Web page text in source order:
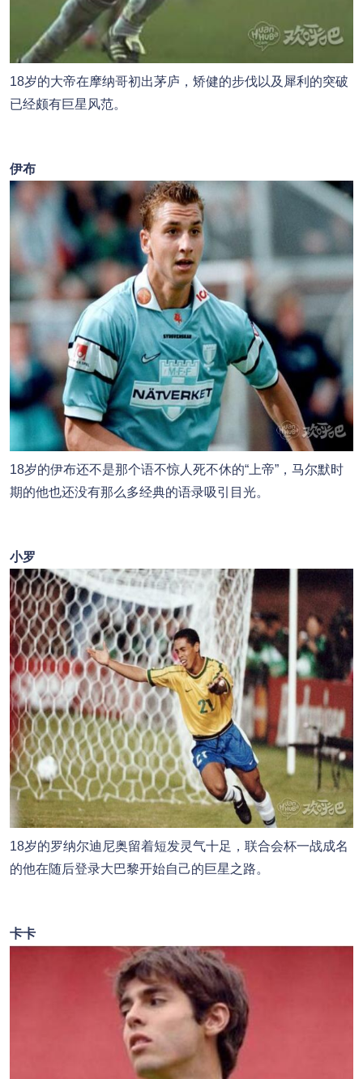
18岁的大帝在摩纳哥初出茅庐，矫健的步伐以及犀利的突破
已经颇有巨星风范。
伊布
18岁的伊布还不是那个语不惊人死不休的“上帝”，马尔默时
期的他也还没有那么多经典的语录吸引目光。
小罗
18岁的罗纳尔迪尼奥留着短发灵气十足，联合会杯一战成名
的他在随后登录大巴黎开始自己的巨星之路。
卡卡